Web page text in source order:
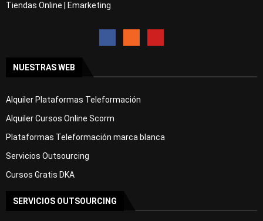
Tiendas Online | Emarketing
NUESTRAS WEB
Alquiler Plataformas Teleformación
Alquiler Cursos Online Scorm
Plataformas Teleformación marca blanca
Servicios Outsourcing
Cursos Gratis DKA
SERVICIOS OUTSOURCING